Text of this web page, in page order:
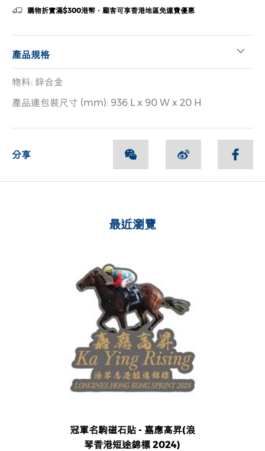
購物折實滿$300港幣，顧客可享香港地區免運費優惠
產品規格
物料: 鋅合金
產品連包裝尺寸 (mm): 936 L x 90 W x 20 H
分享
最近瀏覽
冠軍名駒磁石貼 - 嘉應高昇(浪
琴香港短途錦標 2024)